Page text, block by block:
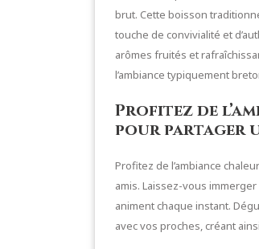
brut. Cette boisson
touche de convivialité et
arômes fruités et
l’ambiance typiquement
Profitez de
pour partager
Profitez de l’ambiance
amis. Laissez-vous
animent chaque instant.
avec vos proches, créant